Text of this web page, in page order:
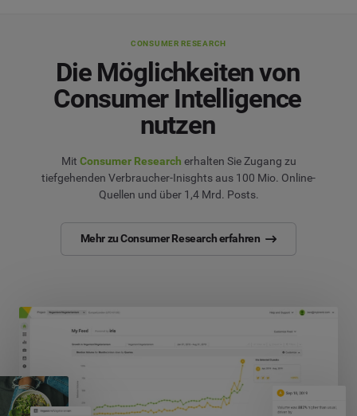
CONSUMER RESEARCH
Die Möglichkeiten von
Consumer Intelligence
nutzen
Mit Consumer Research erhalten Sie Zugang zu
tiefgehenden Verbraucher-Inisghts aus 100 Mio. Online-
Quellen und über 1,4 Mrd. Posts.
Mehr zu Consumer Research erfahren